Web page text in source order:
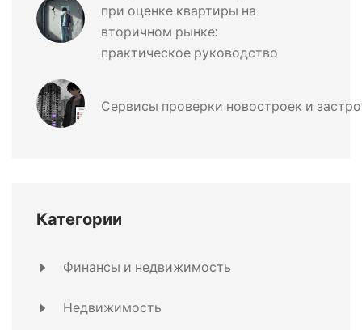
при оценке квартиры на
вторичном рынке:
практическое руководство
Сервисы проверки новостроек и
Категории
Финансы и недвижимость
Недвижимость